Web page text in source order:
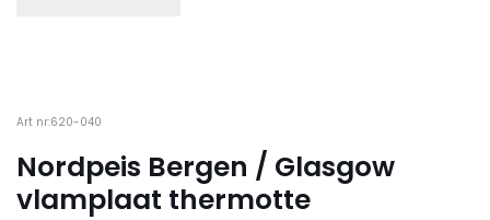
Art nr:620-040
Nordpeis Bergen / Glasgow
vlamplaat thermotte